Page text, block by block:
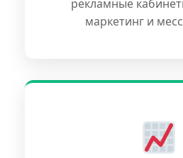
рекламные
маркетинг и